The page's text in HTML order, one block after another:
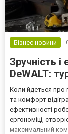
Бізнес новини
Зручність і
DeWALT:
Коли йдеться про
та комфорт
ефективності
ергономіці,
максимальний